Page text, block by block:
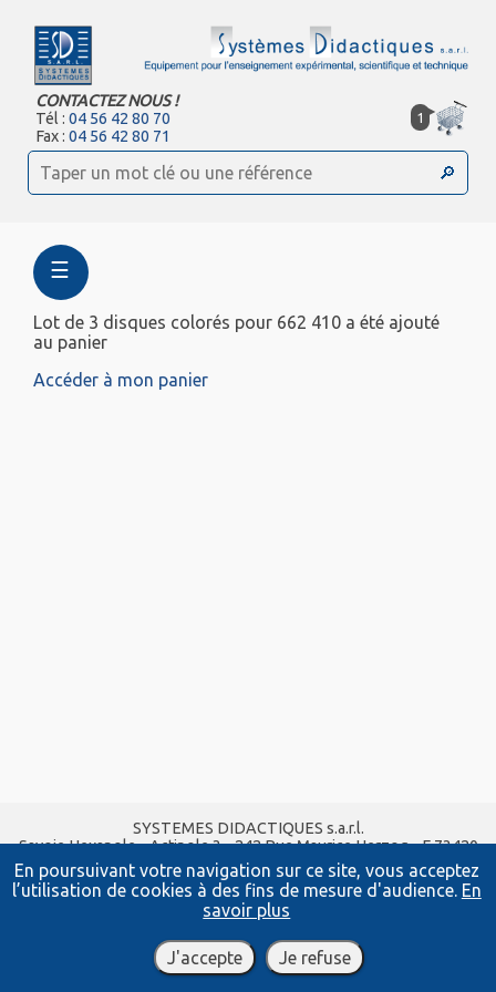
En poursuivant votre navigation sur ce site, vous acceptez
l’utilisation de cookies à des fins de mesure d'audience. En
savoir plus
J'accepte Je refuse
CONTACTEZ NOUS !
Tél :04 56 42 80 70
Fax :04 56 42 80 71
1
☰
Lot de 3 disques colorés pour 662 410 a été ajouté
au panier
Accéder à mon panier
SYSTEMES DIDACTIQUES s.a.r.l.
Savoie Hexapole - Actipole 3 - 242 Rue Maurice Herzog - F 73420
VIVIERS DU LAC
Tel : 04 56 42 80 70| Fax :04 56 42 80 71
xavier.granjon@systemes-didactiques.fr
www.systemes-didactiques.fr